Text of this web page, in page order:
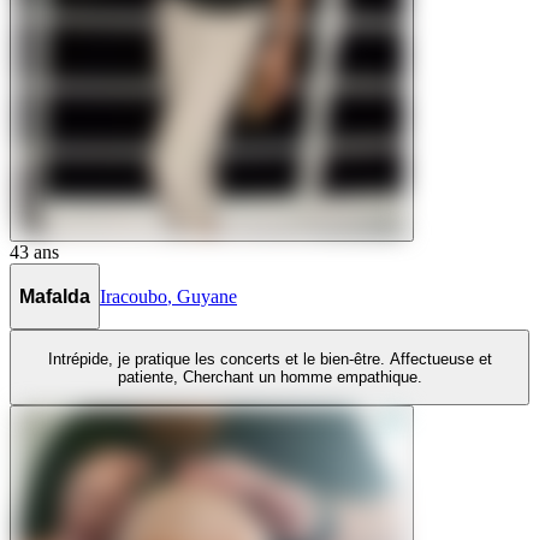
43 ans
Mafalda Iracoubo, Guyane
Intrépide, je pratique les concerts et le bien-être. Affectueuse et
patiente, Cherchant un homme empathique.